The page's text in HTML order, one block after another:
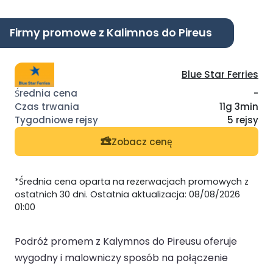
Firmy promowe z Kalimnos do Pireus
Blue Star Ferries
-
11g 3min
5 rejsy
Zobacz cenę
*Średnia cena oparta na rezerwacjach promowych z
ostatnich 30 dni. Ostatnia aktualizacja: 08/08/2026
01:00
Podróż promem z Kalymnos do Pireusu oferuje
wygodny i malowniczy sposób na połączenie